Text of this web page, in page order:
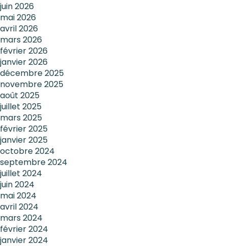
juin 2026
mai 2026
avril 2026
mars 2026
février 2026
janvier 2026
décembre 2025
novembre 2025
août 2025
juillet 2025
mars 2025
février 2025
janvier 2025
octobre 2024
septembre 2024
juillet 2024
juin 2024
mai 2024
avril 2024
mars 2024
février 2024
janvier 2024